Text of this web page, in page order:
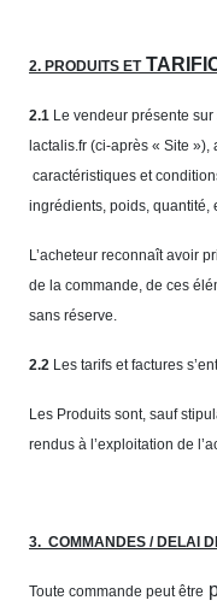
2. PRODUITS ET
2.1 Le vendeur présente
lactalis.fr (ci-après « Site »),
caractéristiques et
ingrédients, poids, quantité,
L’acheteur reconnaît avoir
de la commande, de ces
sans réserve.
2.2 Les tarifs et factures
Les Produits sont, sauf
rendus à l’exploitation de
3. COMMANDES / DELAI
Toute commande peut être